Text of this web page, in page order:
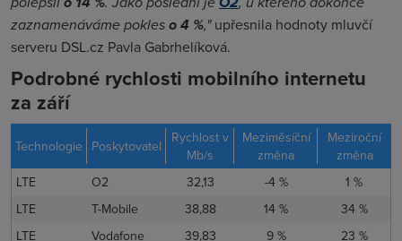
zaznamenáváme pokleso 4 %," upřesnila hodnoty mluvčí
serveru DSL.cz Pavla Gabrhelíková.
Podrobné rychlosti mobilního internetu
za září
Technologie Poskytovatel
Rychlost v
Mb/s
Meziměsíční
změna
Meziroční
změna
LTE
O2 32,13 -4 %
1 %
LTE
T-Mobile 38,88 14 %
34 %
LTE
Vodafone 39,83 9 %
23 %